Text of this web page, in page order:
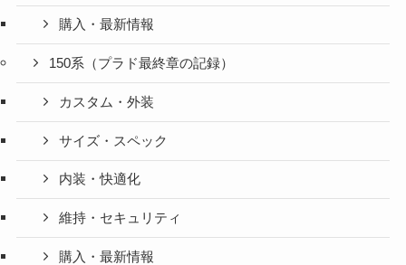
購入・最新情報
150系（プラド最終章の記録）
カスタム・外装
サイズ・スペック
内装・快適化
維持・セキュリティ
購入・最新情報